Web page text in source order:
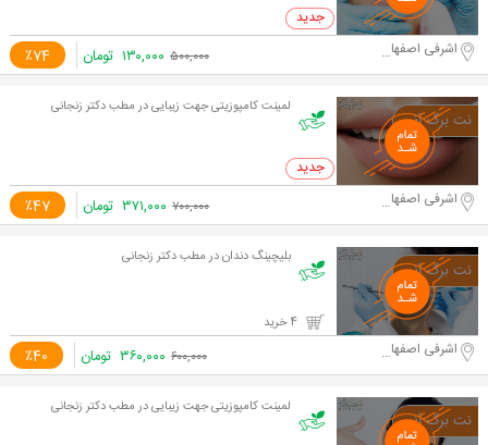
0 خرید
٪74 اشرفی اصفهانی -مرزداران ۵۰۰,۰۰۰ ۱۳۰,۰۰۰ تومان
لمینت کامپوزیتی جهت زیبایی در مطب دکتر زنجانی
0 خرید
٪47 اشرفی اصفهانی -مرزداران ۷۰۰,۰۰۰ ۳۷۱,۰۰۰ تومان
بلیچینگ دندان در مطب دکتر زنجانی
٪40 اشرفی اصفهانی -مرزداران ۶۰۰,۰۰۰ ۳۶۰,۰۰۰ تومان
لمینت کامپوزیتی جهت زیبایی در مطب دکتر زنجانی